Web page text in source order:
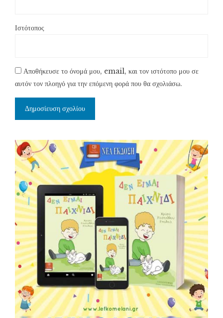
Ιστότοπος
Αποθήκευσε το όνομά μου, email, και τον ιστότοπο μου σε
αυτόν τον πλοηγό για την επόμενη φορά που θα σχολιάσω.